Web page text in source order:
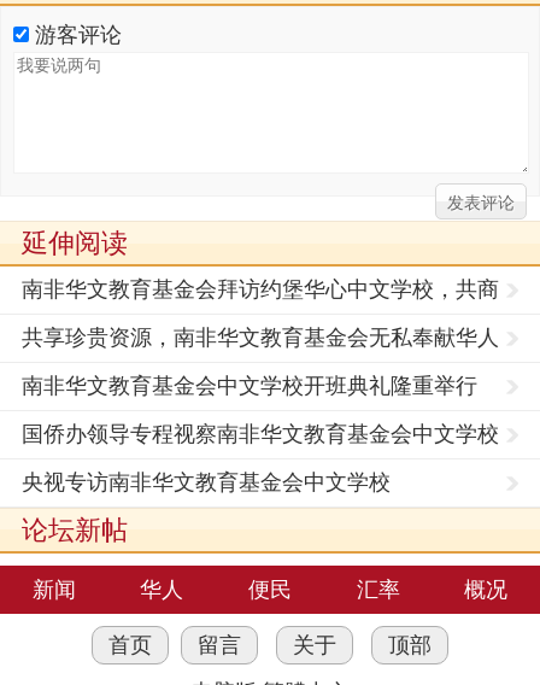
游客评论
延伸阅读
南非华文教育基金会拜访约堡华心中文学校，共商
海外华文
共享珍贵资源，南非华文教育基金会无私奉献华人
社会
南非华文教育基金会中文学校开班典礼隆重举行
国侨办领导专程视察南非华文教育基金会中文学校
​央视专访南非华文教育基金会中文学校
论坛新帖
新闻 华人 便民 汇率 概况
首页 留言 关于
顶部